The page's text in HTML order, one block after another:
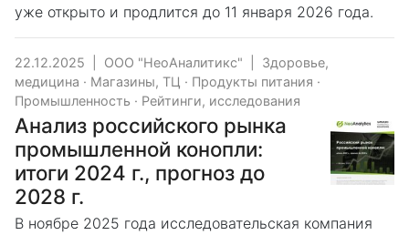
уже открыто и продлится до 11 января 2026 года.
22.12.2025 ООО "НеоАналитикс"
Здоровье,
медицина · Магазины, ТЦ · Продукты питания ·
Промышленность · Рейтинги, исследования
Анализ российского рынка
промышленной конопли:
итоги 2024 г., прогноз до
2028 г.
В ноябре 2025 года исследовательская компания